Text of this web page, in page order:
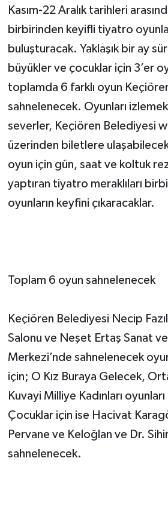
Kasım-22 Aralık tarihleri
birbirinden keyifli tiyatro
buluşturacak. Yaklaşık bir ay
büyükler ve çocuklar için 3’er
toplamda 6 farklı oyun
sahnelenecek. Oyunları
severler, Keçiören Belediyesi
üzerinden biletlere
oyun için gün, saat ve koltuk
yaptıran tiyatro meraklıları
oyunların keyfini çıkaracaklar.
Toplam 6 oyun sahnelenecek
Keçiören Belediyesi Necip
Salonu ve Neşet Ertaş Sanat
Merkezi’nde sahnelenecek
için; O Kız Buraya Gelecek,
Kuvayi Milliye Kadınları
Çocuklar için ise Hacivat
Pervane ve Keloğlan ve Dr.
sahnelenecek.